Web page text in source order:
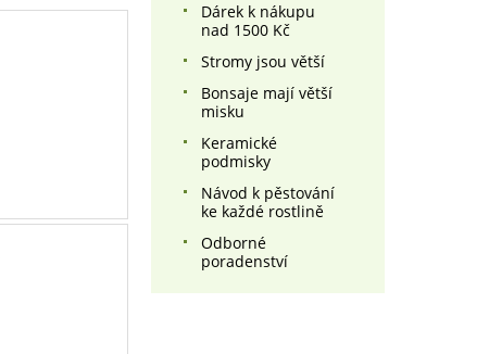
Dárek k nákupu
nad 1500 Kč
Stromy jsou větší
Bonsaje mají větší
misku
Keramické
podmisky
Návod k pěstování
ke každé rostlině
Odborné
poradenství